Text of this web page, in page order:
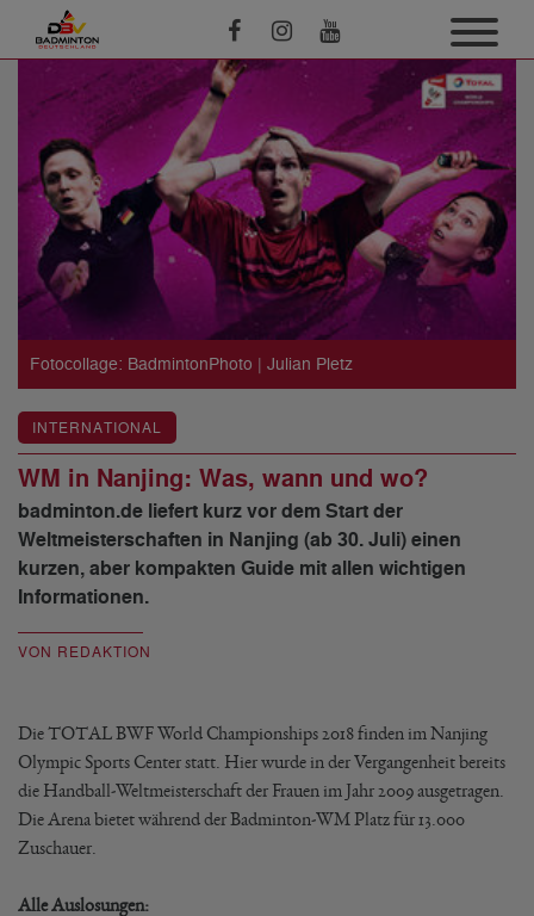
Fotocollage: BadmintonPhoto | Julian Pletz
INTERNATIONAL
WM in Nanjing: Was, wann und wo?
badminton.de liefert kurz vor dem Start der
Weltmeisterschaften in Nanjing (ab 30. Juli) einen
kurzen, aber kompakten Guide mit allen wichtigen
Informationen.
VON REDAKTION
Die TOTAL BWF World Championships 2018 finden im Nanjing
Olympic Sports Center statt. Hier wurde in der Vergangenheit bereits
die Handball-Weltmeisterschaft der Frauen im Jahr 2009 ausgetragen.
Die Arena bietet während der Badminton-WM Platz für 13.000
Zuschauer.
Alle Auslosungen: